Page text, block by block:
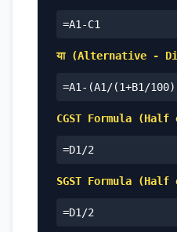
=A1-C1
या (Alternative -
=A1-(A1/(1+B1/
CGST Formula (Half
=D1/2
SGST Formula (Half
=D1/2